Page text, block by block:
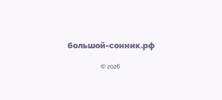
большой-сонник.рф
© 2026